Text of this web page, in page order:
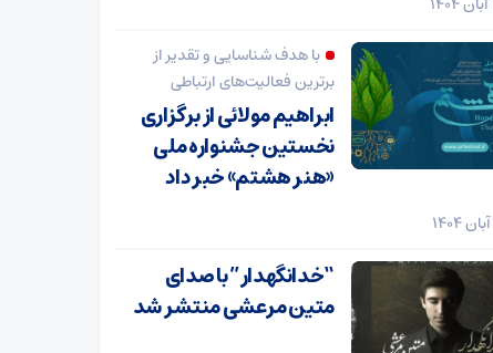
با هدف شناسایی و تقدیر از
برترین فعالیت‌های ارتباطی
ابراهیم مولائی از برگزاری
نخستین جشنواره ملی
«هنر هشتم» خبر داد
“خدانگهدار” با صدای
متین مرعشی منتشر شد